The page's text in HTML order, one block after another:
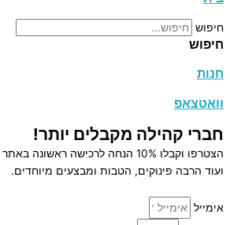
חיפוש
חיפוש
חנות
וואטצאפ
חברי קהילה מקבלים יותר!
הצטרפו וקבלו 10% הנחה לרכישה ראשונה באתר
ועוד הרבה פינוקים, הטבות ומבצעים מיוחדים.
אימייל